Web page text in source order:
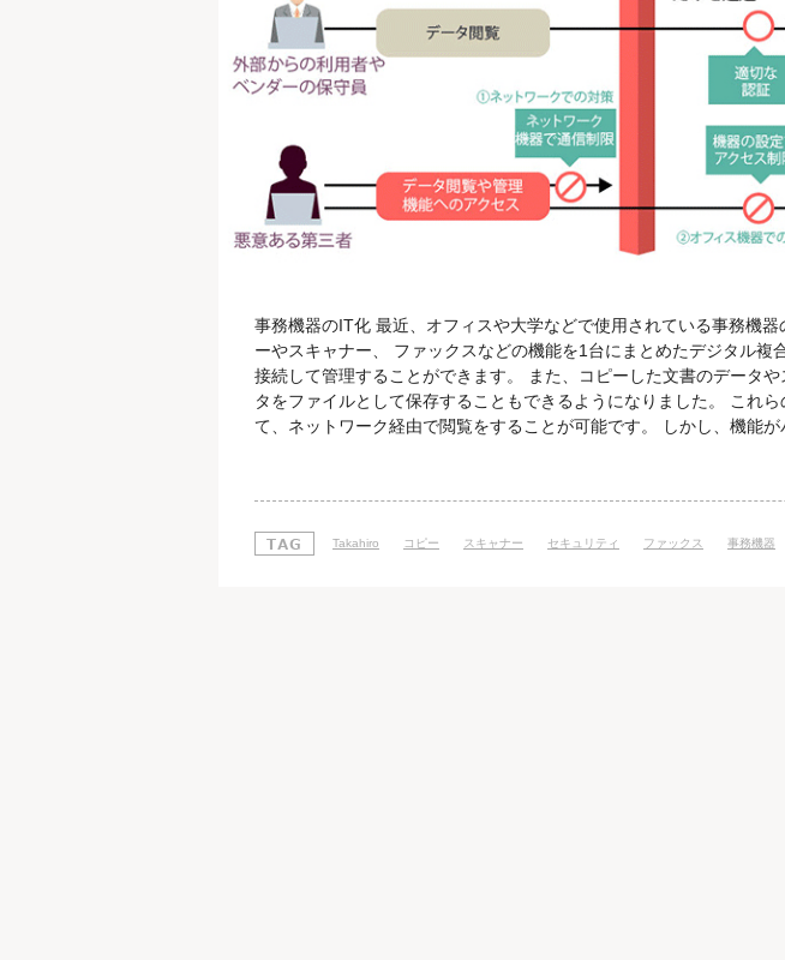
事務機器のIT化 最近、オフィスや大学などで使用されている事務機
ーやスキャナー、 ファックスなどの機能を1台にまとめたデジタル複
接続して管理することができます。 また、コピーした文書のデータ
タをファイルとして保存することもできるようになりました。 これ
て、ネットワーク経由で閲覧をすることが可能です。 しかし、機能
った分、従来のコピーやプリントといった用途のみの使用では 考え
元されて情報を盗まれたり、 ネットワーク上の通信データを盗聴さ
Takahiro コピー スキャナー セキュリティ ファックス 事務機器